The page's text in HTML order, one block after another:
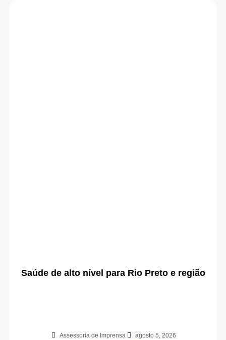
Saúde de alto nível para Rio Preto e região
Assessoria de Imprensa agosto 5, 2026